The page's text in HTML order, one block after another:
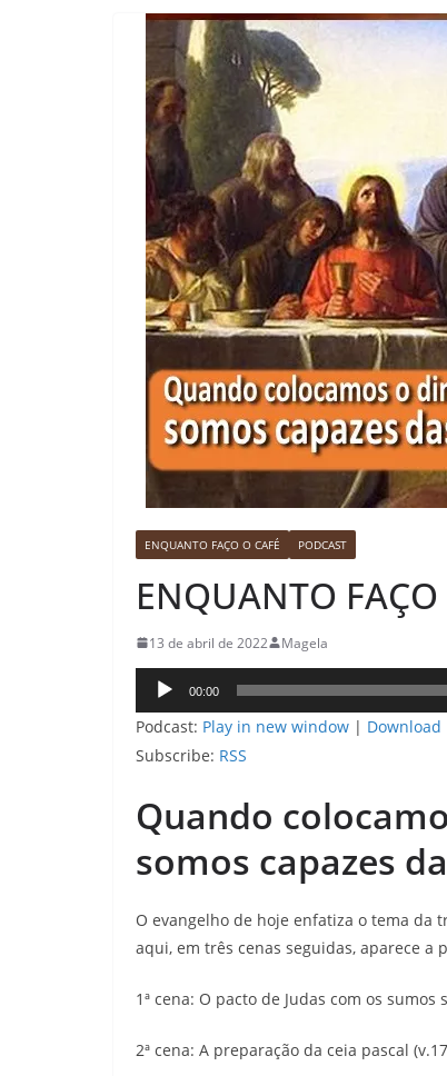
ENQUANTO FAÇO O CAFÉ PODCAST
ENQUANTO
13 de abril de 2022 Magela
Tocador
de
áudio
00:00
Podcast: Play in new window | Download
Subscribe: RSS
Quando
somos capazes
O evangelho de hoje enfatiza o tema da
aqui, em três cenas seguidas, aparece a
1ª cena: O pacto de Judas com os
2ª cena: A preparação da ceia pascal